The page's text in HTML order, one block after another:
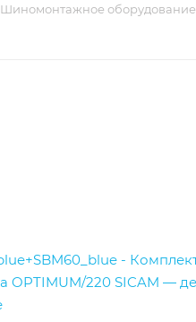
Шиномонтажное оборудование